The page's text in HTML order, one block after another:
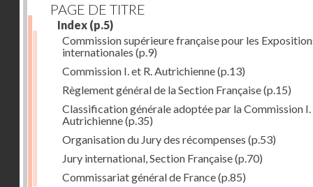
PAGE DE TITRE
Index (p.5)
Commission supérieure française pour les
internationales (p.9)
Commission I. et R. Autrichienne(p.13)
Règlement général de la Section Française(p.15)
Classification générale adoptée par la Commission I.
Autrichienne(p.35)
Organisation du Jury des récompenses (p.53)
Jury international, Section Française(p.70)
Commissariat général de France(p.85)